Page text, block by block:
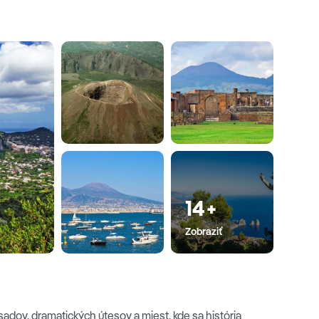
mora – naCapri, ktoré sa právom
typickým pre stredomorské leto. Práve s
a miestna čokoládovo-mandľová torta caprese, pri
kuchár vynechal pšeničnú
Vily Jovis(bývalá rezidencia cisára Tibéria -
loďou do morskej jaskyne Grotta
prírodná atrakcia, ale aj ako ozdobný vodný priestor
dna boli vyzdvihnuté sochy Neptúna a
Sorrentom, ktoré si pamätá mnohé zvučné mená,
a kde 15. septembra 1902 prvý raz zaznela
zo symbolov mesta.
14+
Zobraziť
dramatických útesov a miest, kde sa história